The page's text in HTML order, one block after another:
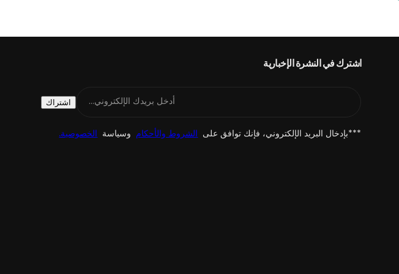
اشترك في النشرة الإخبارية
أدخل بريدك الإلكتروني... اشتراك
***بإدخال البريد الإلكتروني، فإنك توافق على الشروط والأحكام وسياسة الخصوصية.